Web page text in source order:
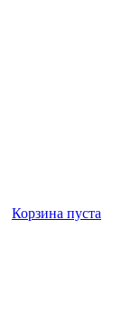
Корзина пуста